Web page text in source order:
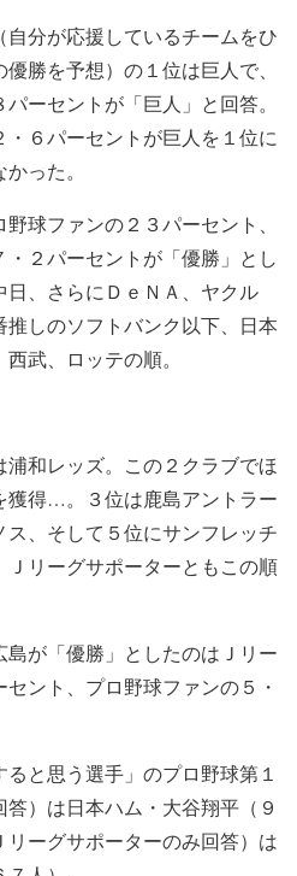
自分が応援しているチームをひ
勝を予想）の１位は巨人で、
ーセントが「巨人」と回答。
・６パーセントが巨人を１位に
った。
球ファンの２３パーセント、
・２パーセントが「優勝」とし
、さらにＤｅＮＡ、ヤクル
推しのソフトバンク以下、日本
武、ロッテの順。
浦和レッズ。この２クラブでほ
獲得…。３位は鹿島アントラー
、そして５位にサンフレッチ
Ｊリーグサポーターともこの順
が「優勝」としたのはＪリー
ント、プロ野球ファンの５・
と思う選手」のプロ野球第１
）は日本ハム・大谷翔平（９
リーグサポーターのみ回答）は